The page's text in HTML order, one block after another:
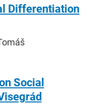
Differentiation
Social